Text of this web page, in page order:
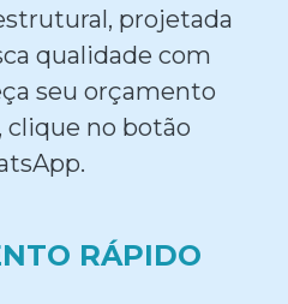
projetada
qualidade com
seu orçamento
clique no botão
RÁPIDO